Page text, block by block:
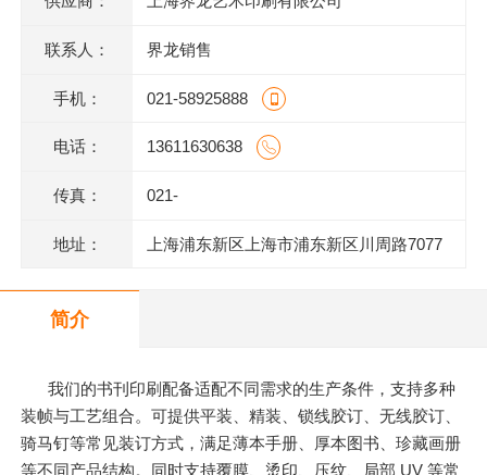
联系人： 界龙销售
手机： 021-58925888
电话： 13611630638
传真： 021-
地址： 上海浦东新区上海市浦东新区川周路7077
简介
我们的书刊印刷配备适配不同需求的生产条件，支持多种
装帧与工艺组合。可提供平装、精装、锁线胶订、无线胶订、
骑马钉等常见装订方式，满足薄本手册、厚本图书、珍藏画册
等不同产品结构。同时支持覆膜、烫印、压纹、局部 UV 等常